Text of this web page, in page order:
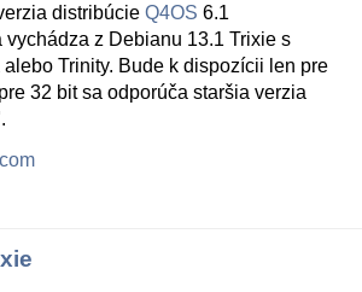
distribúcie Q4OS 6.1
vychádza z Debianu 13.1 Trixie s
Trinity. Bude k dispozícii len pre
32 bit sa odporúča staršia verzia